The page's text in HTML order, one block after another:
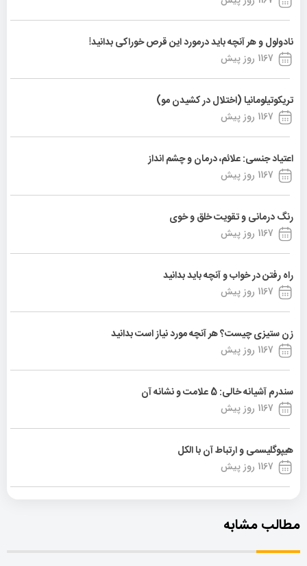
نادولول و هر آنچه باید درمورد این قرص خوراکی بدانید!
1167 روز پیش
تریکوتیلومانیا (اختلال در کشیدن مو)
1167 روز پیش
اعتیاد جنسی: علائم، درمان و چشم انداز
1167 روز پیش
رنگ درمانی و تقویت خلق و خوی
1167 روز پیش
راه رفتن در خواب و آنچه باید بدانید
1167 روز پیش
زن ستیزی چیست؟ هر آنچه مورد نیاز است بدانید
1167 روز پیش
سندرم آشیانه خالی: 5 علامت و نشانه آن
1167 روز پیش
هیپوگلیسمی و ارتباط آن با الکل
1167 روز پیش
مطالب مشابه